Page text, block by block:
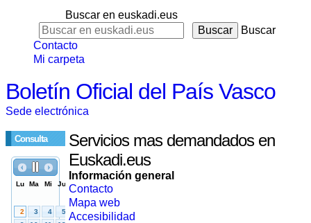
Buscar en euskadi.eus
Buscar
Contacto
Mi carpeta
Boletín Oficial del País Vasco
Sede electrónica
Consulta
Servicios mas demandados en
Euskadi.eus
Información general
Contacto
Mapa web
Accesibilidad